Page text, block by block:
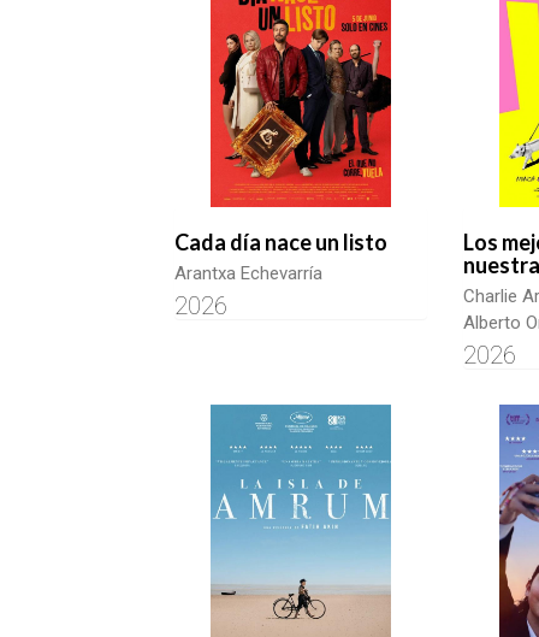
Cada día nace un listo
Arantxa Echevarría
2026
Los
Charlie
Alberto
2026